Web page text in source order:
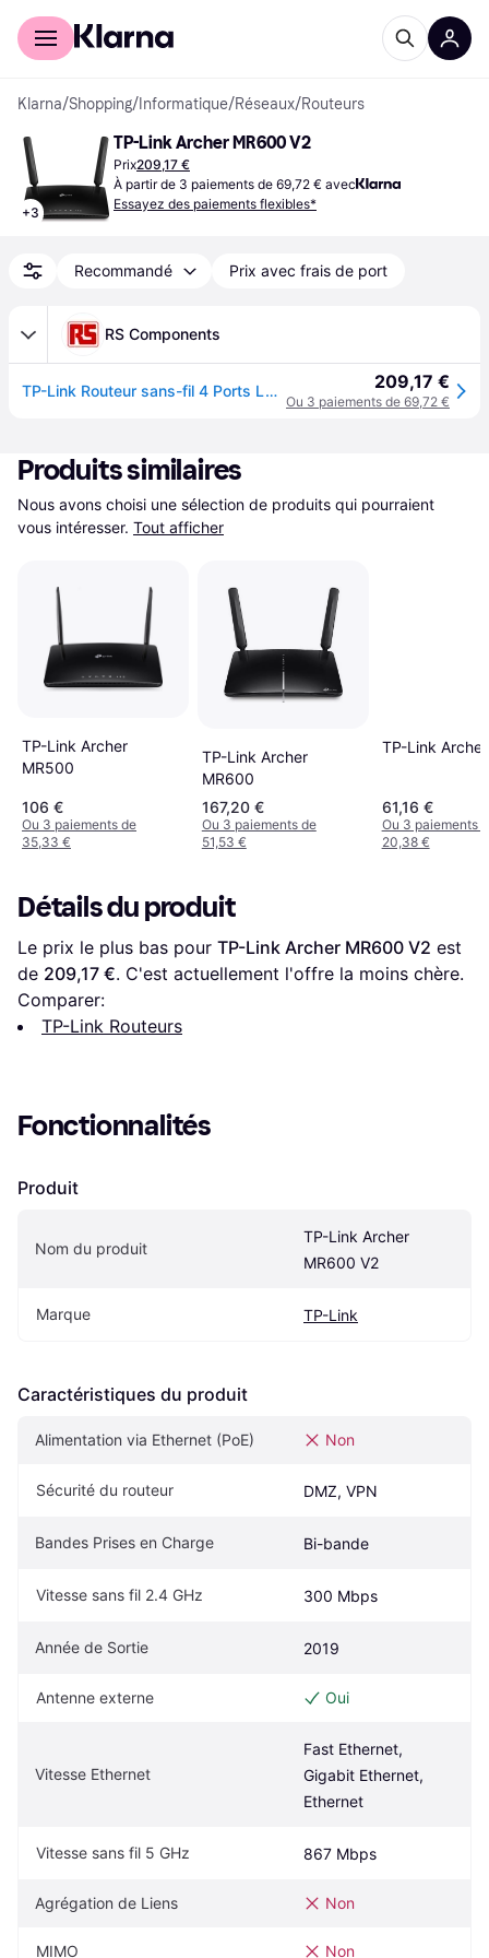
Acheter avec Klarna
Klarna/Shopping/ Informatique/Réseaux/Routeurs
+3
TP-Link Archer MR600 V2
Prix209,17 €
À partir de 3 paiements de 69,72 € avec
Essayez des paiements flexibles*
Recommandé Prix avec frais de port
RS Components
TP-Link Routeur sans-fil 4 Ports LAN 2.4GHz IEEE 802.11 a/b/g/n 4G LTE 209,17 €
Ou 3 paiements de 69,72 €
Produits similaires
Nous avons choisi une sélection de produits qui pourraient
vous intéresser. Tout afficher
TP-Link Archer
MR500
106 €
Ou 3 paiements de
35,33 €
TP-Link Archer
MR600
167,20 €
Ou 3 paiements de
51,53 €
TP-Link
61,16 €
Ou 3 paiements
20,38 €
Détails du produit
Le prix le plus bas pour TP-Link Archer MR600 V2 est
de 209,17 €. C'est actuellement l'offre la moins chère.
Comparer:
TP-Link Routeurs
Fonctionnalités
Produit
Nom du produit
TP-Link Archer
MR600 V2
Marque TP-Link
Caractéristiques du produit
Alimentation via Ethernet (PoE) Non
Sécurité du routeur DMZ, VPN
Bandes Prises en Charge Bi-bande
Vitesse sans fil 2.4 GHz 300 Mbps
Année de Sortie 2019
Antenne externe Oui
Vitesse Ethernet
Fast Ethernet,
Gigabit Ethernet,
Ethernet
Vitesse sans fil 5 GHz 867 Mbps
Agrégation de Liens Non
MIMO Non